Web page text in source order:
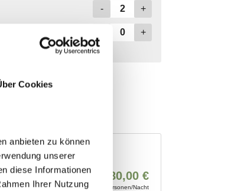
Cookies
anbieten zu können
unserer
diese Informationen
Ihrer Nutzung